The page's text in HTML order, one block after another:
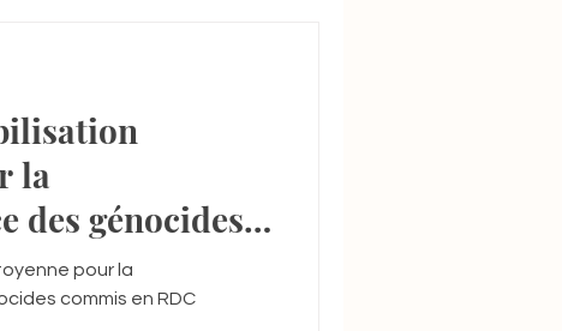
la
des génocides
Congo
pour la
commis en RDC